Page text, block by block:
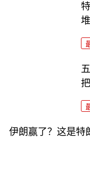
伊朗赢了？这是特